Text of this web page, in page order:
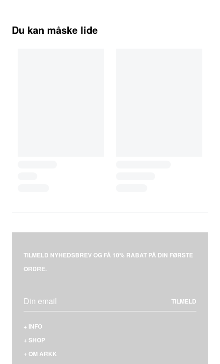
Du kan måske lide
TILMELD NYHEDSBREV OG FÅ 10% RABAT PÅ DIN FØRSTE
ORDRE.
TILMELD
+ INFO
KONTAKT
LEVERING & BETALING
+ SHOP
MÆND
+ OM ARKK